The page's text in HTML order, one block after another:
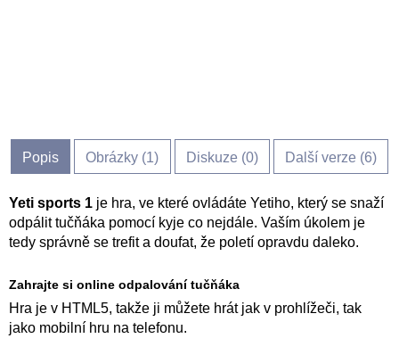
Popis Obrázky (1) Diskuze (0) Další verze (6)
Yeti sports 1 je hra, ve které ovládáte Yetiho, který se snaží
odpálit tučňáka pomocí kyje co nejdále. Vaším úkolem je
tedy správně se trefit a doufat, že poletí opravdu daleko.
Zahrajte si online odpalování tučňáka
Hra je v HTML5, takže ji můžete hrát jak v prohlížeči, tak
jako mobilní hru na telefonu.